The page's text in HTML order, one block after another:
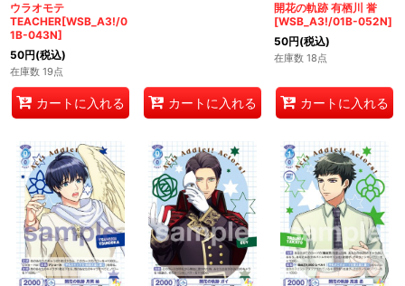
ウラオモテ
TEACHER[WSB_A3!/0
1B-043N]
50円(税込)
在庫数 19点
カートに入れる カートに入れる
開花の軌跡 有栖川 誉
[WSB_A3!/01B-052N]
50円(税込)
在庫数 18点
カートに入れる